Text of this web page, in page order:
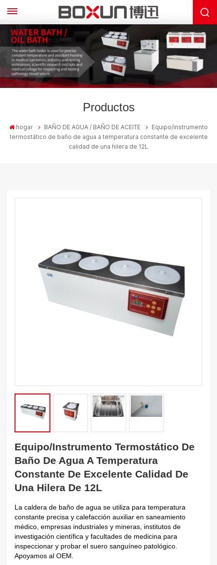
Productos
hogar BAÑO DE AGUA / BAÑO DE ACEITE
Equipo/instrumento
termostático de baño de agua a temperatura constante de excelente
calidad de una hilera de 12L
Equipo/instrumento Termostático De
Baño De Agua A Temperatura
Constante De Excelente Calidad De
Una Hilera De 12L
La caldera de baño de agua se utiliza para temperatura
constante precisa y calefacción auxiliar en saneamiento
médico, empresas industriales y mineras, institutos de
investigación científica y facultades de medicina para
inspeccionar y probar el suero sanguíneo patológico.
Apoyamos al OEM.